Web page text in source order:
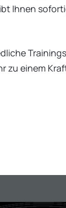
Ihnen
zu einem